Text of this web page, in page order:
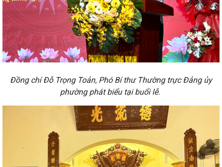
Đồng chí Đỗ Trọng Toản, Phó Bí thư Thường trực Đảng ủy
phường phát biểu tại buổi lễ.